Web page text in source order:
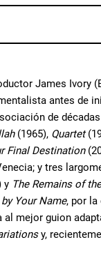
James Ivory
antes de
de
(1965), Quartet
Final Destination
y tres
y The Remains of
Your Name, por la
al mejor guion
y,